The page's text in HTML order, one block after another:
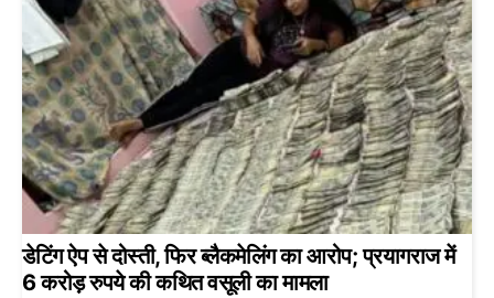
डेटिंग ऐप से दोस्ती, फिर ब्लैकमेलिंग का आरोप; प्रयागराज में
6 करोड़ रुपये की कथित वसूली का मामला